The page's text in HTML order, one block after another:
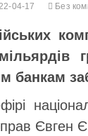
04-17 Без
банкам
Євген